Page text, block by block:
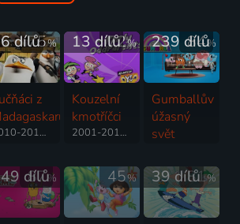
75%
dílů
z
2010-2015 | USA | Animovaný, Akční, Dobrodružný, Komedie, Rodinný, Science Fiction
72%
13 dílů
Kouzelní
kmotříčci
2001-2017 | USA | Animovaný, Dobrodružný, Fantasy, Komedie, Rodinný
84%
239 dílů
Gumballův
úžasný
svět
87%
dílů 45% 81%
39 dílů